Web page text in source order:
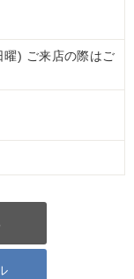
) ご来店の際はご